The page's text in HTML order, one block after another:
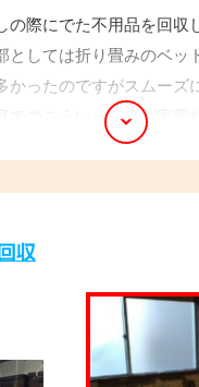
の際にでた不用品を回収
としては折り畳みのベッ
かったのですがスムーズ
でのこういった重い家電
是非お問い合わせください
収